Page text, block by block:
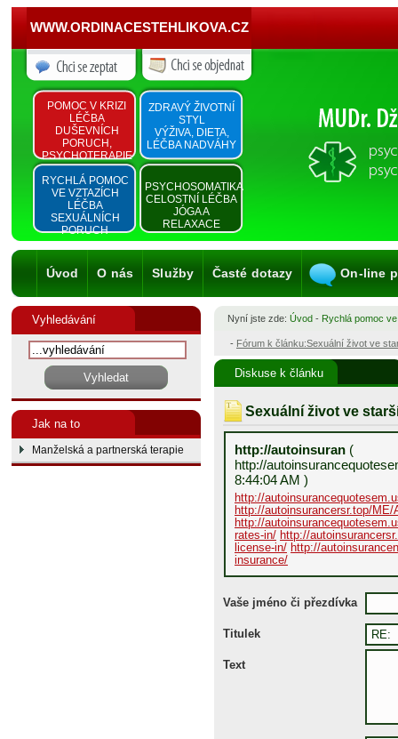
WWW.ORDINACESTEHLIKOVA.CZ
POMOC V KRIZI
LÉČBA
DUŠEVNÍCH
PORUCH,
PSYCHOTERAPIE
ZDRAVÝ ŽIVOTNÍ
STYL
VÝŽIVA, DIETA,
LÉČBA NADVÁHY
RYCHLÁ POMOC
VE VZTAZÍCH
LÉČBA
SEXUÁLNÍCH
PORUCH
PSYCHOSOMATIKA
CELOSTNÍ LÉČBA
JÓGA A
RELAXACE
Úvod O nás Služby Časté dotazy On-line
Vyhledávání
Jak na to
Manželská a partnerská terapie
Nyní jste zde: Úvod - Rychlá pomoc
- Fórum k článku:Sexuální život ve
Diskuse k článku
Sexuální život ve
http://autoinsuran (
http://
8:44:04 AM )
http://
http://autoinsurancersr.top/
http://
rates-in/ http://
license-in/ http://
insurance/
Vaše jméno či přezdívka
Titulek
Text